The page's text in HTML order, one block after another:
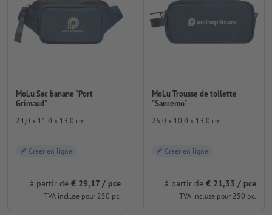
MoLu Sac banane "Port
Grimaud"
24,0 x 11,0 x 13,0 cm
Créer en ligne
à partir de € 29,17 / pce
TVA incluse pour 250 pc.
MoLu Trousse de toilette
"Sanremo"
26,0 x 10,0 x 13,0 cm
Créer en ligne
à partir de € 21,33 / pce
TVA incluse pour 250 pc.